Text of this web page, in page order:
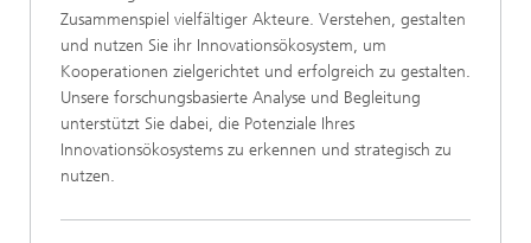
Zusammenspiel vielfältiger Akteure. Verstehen, gestalten
und nutzen Sie ihr Innovationsökosystem, um
Kooperationen zielgerichtet und erfolgreich zu gestalten.
Unsere forschungsbasierte Analyse und Begleitung
unterstützt Sie dabei, die Potenziale Ihres
Innovationsökosystems zu erkennen und strategisch zu
nutzen.